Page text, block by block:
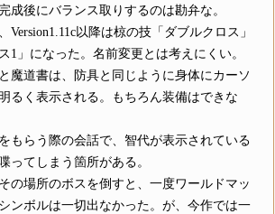
成後にバランス取りするのは勘弁な。
Version1.11c以降は椋の技「ダブルクロス」
1」になった。名前変更とは考えにくい。
魔道書は、防具と同じように身体にカーソ
るく表示される。もちろん装備はできな
もらう際の会話で、智代が表示されている
ってしまう箇所がある。
の場所のボスを倒すと、一度ワールドマッ
ンボルは一切出なかった。が、今作では一